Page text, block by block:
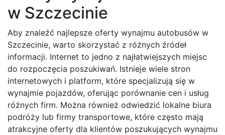
w Szczecinie
Aby znaleźć najlepsze oferty wynajmu autobusów w
Szczecinie, warto skorzystać z różnych źródeł
informacji. Internet to jedno z najłatwiejszych miejsc
do rozpoczęcia poszukiwań. Istnieje wiele stron
internetowych i platform, które specjalizują się w
wynajmie pojazdów, oferując porównanie cen i usług
różnych firm. Można również odwiedzić lokalne biura
podróży lub firmy transportowe, które często mają
atrakcyjne oferty dla klientów poszukujących wynajmu